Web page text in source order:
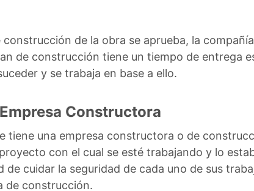
de la obra se aprueba, la
de construcción tiene un tiempo de entrega
y se trabaja en base a ello.
Constructora
tiene una empresa constructora o de
con el cual se esté trabajando y lo
de cuidar la seguridad de cada uno de sus
de construcción.